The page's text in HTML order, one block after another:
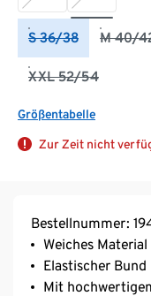
S 36/38 M 40/
XXL 52/54
Größentabelle
Zur Zeit nicht
Bestellnummer:
Weiches
Elastischer
Mit